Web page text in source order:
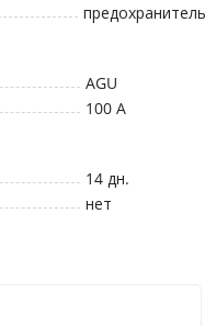
предохранитель
AGU
100 A
14 дн.
нет